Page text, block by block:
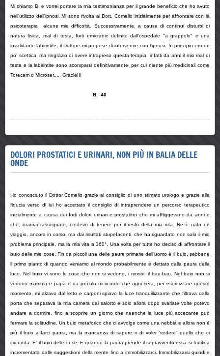
Mi chiamo B. e vorrei portare la mia testimonianza per il grande beneficio che ho avuto
nell'utilizzo dell'ipnosi. Mi sono rivolta al Dott. Comello inizialmente per affrontare con la
psicoterapia alcune mie difficoltà. Successivamente, a causa di continui disturbi di
natura fisica, mal di testa, forti emicranie definite dall'ospedale "a grappolo" e una
invalidante labirintite, il Dottore mi propose di intervenire con l'ipnosi. In principio ero un
po’ scettica, ma ringrazio di avere intrapreso questa terapia, infatti da anni il mio mal di
testa e la labirintite sono scomparsi definitivamente, per cui niente più medicinali come
Torecam o Microser..... Grazie!!!
B. 40
DOLORI PROSTATICI E URINARI, NON PIÙ IN BALIA DELLE
ONDE
Ho conosciuto il Dottor Comello grazie al consiglio di uno stimato urologo e grazie alla
fiducia verso di lui ho accettato il consiglio di intraprendere un percorso terapeutico
inizialmente a causa dei forti dolori urinari e prostatitici che mi affliggevano da anni e
che, oramai rassegnato, credevo di tenere per il resto della mia vita. Ne è nato un
viaggio, ancora in corso, ma dai risultati stupefacenti, che ha riguardato non solo il mio
problema principale, ma la mia vita a 360°. Una volta per tutte ho deciso di affrontare il
buio delle mie cose. Fin da piccoli una delle paure primarie dell’uomo è il buio, sebbene
il primo pianto di quando veniamo al mondo probabilmente è dettato dalla paura della
luce. Nel buio vi sono le cose che non si vedono, i mostri, il bau-bau. Nel buio non si
vedono mamma e papà e da piccolo mi ricordo che ogni sera, per esorcizzare questo
momento, mi alzavo dal letto e carponi spiavo la luce tranquillizzante che filtrava dalla
porta che separava la mia camera dal salotto e solo allora dopo svariate volte potevo
andare a dormire, fino a scoprire un giorno che neanche la luce più accecante può
fermare la solitudine. Un buio metaforico che ci avvolge come una nebbia e allora non è
più il buio a farci paura, ma la mancanza di sapere o di voler “vedere” quello che ci
circonda. E’ il buio delle cose. E quando la paura prende il sopravvento essa si fortifica
incrementata dalle suggestioni della mente fino a immobilizzarci. Immobilizzarsi quindi e